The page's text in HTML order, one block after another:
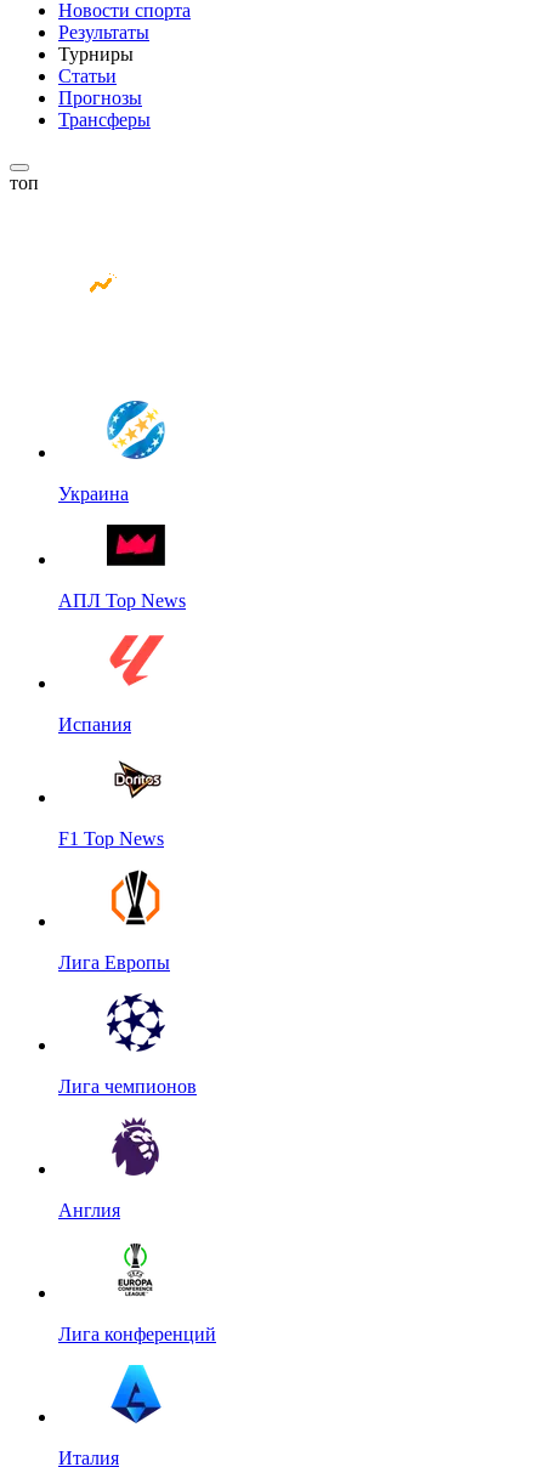
Новости спорта
Результаты
Турниры
Статьи
Прогнозы
Трансферы
топ
Украина
АПЛ Top News
Испания
F1 Top News
Лига Европы
Лига чемпионов
Англия
Лига конференций
Италия